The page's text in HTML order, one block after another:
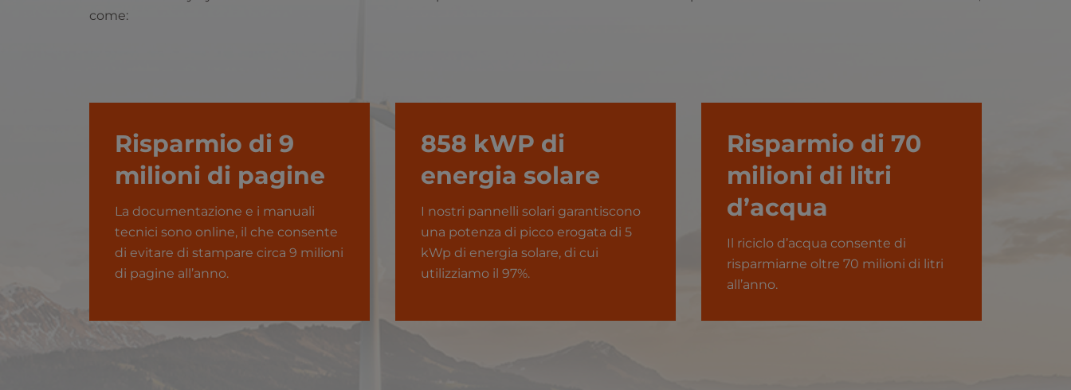
come:
Risparmio di 9
milioni di pagine
La documentazione e i manuali
tecnici sono online, il che consente
di evitare di stampare circa 9 milioni
di pagine all’anno.
858 kWP di
energia solare
I nostri pannelli solari garantiscono
una potenza di picco erogata di 5
kWp di energia solare, di cui
utilizziamo il 97%.
Risparmio di 70
milioni di litri
d’acqua
Il riciclo d’acqua consente di
risparmiarne oltre 70 milioni di litri
all’anno.